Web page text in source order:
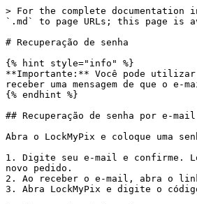
> For the complete
`.md` to page URLs; this page is
# Recuperação de senha
{% hint style="info" %}
**Importante:** Você pode utilizar
receber uma mensagem de que o
{% endhint %}
## Recuperação de senha por e-mail
Abra o LockMyPix e coloque uma
1. Digite seu e-mail e confirme.
novo pedido.
2. Ao receber o e-mail, abra o
3. Abra LockMyPix e digite o